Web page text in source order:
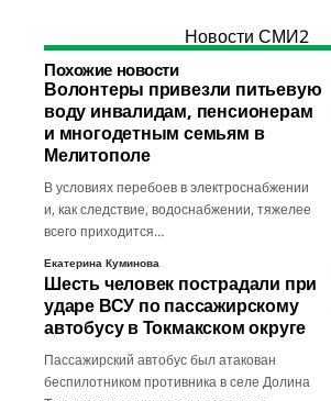
Новости СМИ2
Похожие новости
Волонтеры привезли питьевую
воду инвалидам, пенсионерам
и многодетным семьям в
Мелитополе
В условиях перебоев в электроснабжении
и, как следствие, водоснабжении, тяжелее
всего приходится…
Екатерина Куминова
Шесть человек пострадали при
ударе ВСУ по пассажирскому
автобусу в Токмакском округе
Пассажирский автобус был атакован
беспилотником противника в селе Долина